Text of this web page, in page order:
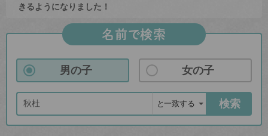
きるようになりました！
名前で検索
男の子 女の子
検索